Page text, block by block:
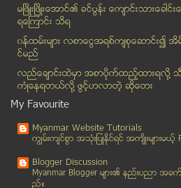
လွမ္းလာခဲ့ပါ ဒို႔ရဲ႕နာဂ႐ိုးရာ ႏွစ္သစ္ကူ
ဒလၿမိဳ႕နယ္ ရပ္ကြက္အုပ္ခ်ဳပ္ေရးမွဴး႐ံုး
၁၀ ႏွစ္ေအာက္ ကေလးတစ္ဦး အဓမၼ
ေရြးေကာက္ပြဲစနစ္ ျပင္ဆင္ပါက ျမန္
လုပ္သားကတ္ မပါသည့္ ျမန္မာလုပ္သာ
၂၀၁၃ ခုႏွစ္ ျပည္တြင္းမုိဘိုင္းဖုန္း ေစ်
ဆီးဂိမ္းနဲ႔ ပတ္သက္ၿပီး ဇီးကြက္ကို ျခ
မၿဖိဳးၿဖိဳးေအာင္၏ ခင္ပြန္း ေက်ာင္းသားေ
ရေၾကာင္း သိရ
၀န္ထမ္းမ်ား လစာေငြအရစ္က်စုေဆာင္း
င္မည္
လည္ေခ်ာင္းထဲမွာ အစာပိုက္ထည့္ထားရလုိ႔
ကံဳေနရတယ္လို႔ ဖြင့္ဟလာတဲ့ ဆုိေတး
My Favourite
Myanmar Website Tutorials
ကၽြမ္းက်င္စြာ အသုံးျပဳႏုိင္ရင္ အက်ိဳးမ်ားမယ့္
Blogger Discussion
Myanmar Blogger မ်ား၏ နည္းပညာ
ည္။